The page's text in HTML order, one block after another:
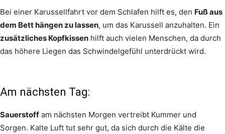
Bei einer Karussellfahrt vor dem Schlafen hilft es, den Fuß aus
dem Bett hängen zu lassen, um das Karussell anzuhalten. Ein
zusätzliches Kopfkissen hilft auch vielen Menschen, da durch
das höhere Liegen das Schwindelgefühl unterdrückt wird.
Am nächsten Tag:
Sauerstoff am nächsten Morgen vertreibt Kummer und
Sorgen. Kalte Luft tut sehr gut, da sich durch die Kälte die